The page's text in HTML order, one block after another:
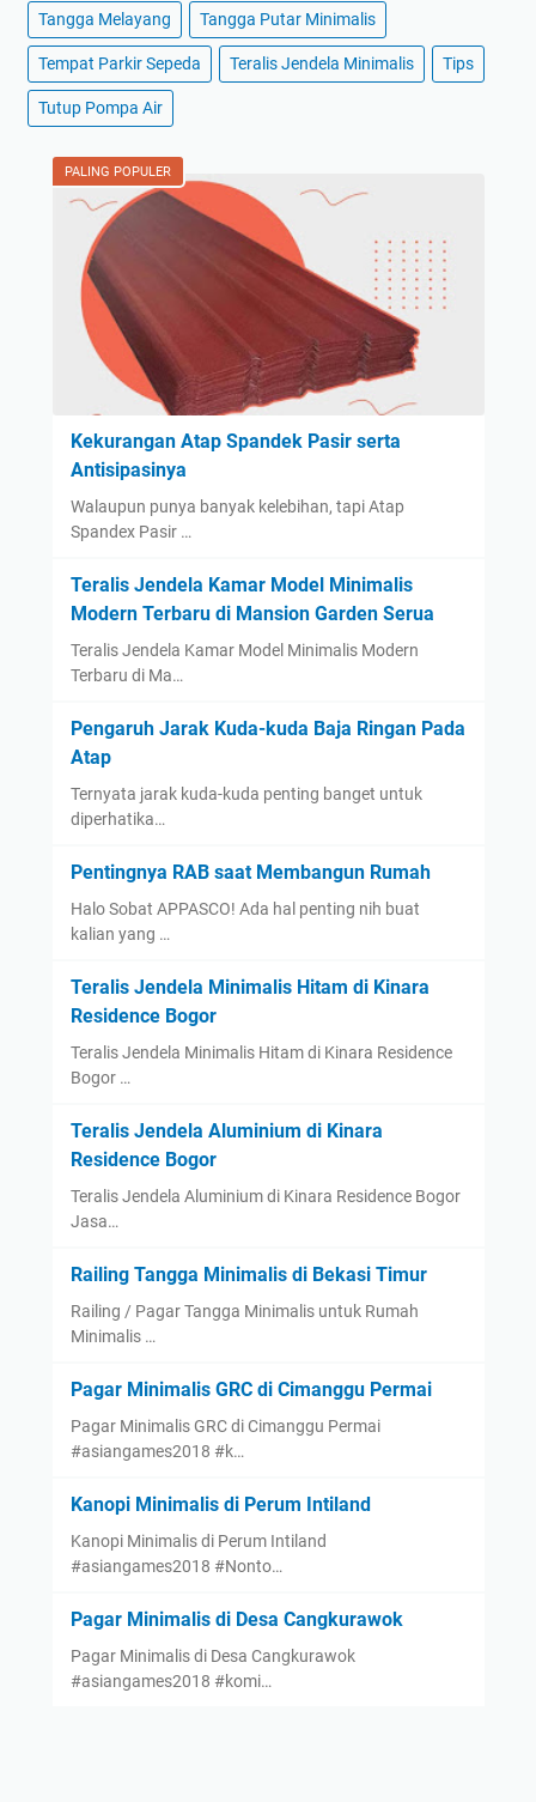
Tangga Melayang Tangga Putar Minimalis
Tempat Parkir Sepeda Teralis Jendela Minimalis Tips
Tutup Pompa Air
PALING POPULER
Kekurangan Atap Spandek Pasir serta
Antisipasinya
Walaupun punya banyak kelebihan, tapi Atap
Spandex Pasir …
Teralis Jendela Kamar Model Minimalis
Modern Terbaru di Mansion Garden Serua
Teralis Jendela Kamar Model Minimalis Modern
Terbaru di Ma…
Pengaruh Jarak Kuda-kuda Baja Ringan Pada
Atap
Ternyata jarak kuda-kuda penting banget untuk
diperhatika…
Pentingnya RAB saat Membangun Rumah
Halo Sobat APPASCO! Ada hal penting nih buat
kalian yang …
Teralis Jendela Minimalis Hitam di Kinara
Residence Bogor
Teralis Jendela Minimalis Hitam di Kinara Residence
Bogor …
Teralis Jendela Aluminium di Kinara
Residence Bogor
Teralis Jendela Aluminium di Kinara Residence Bogor
Jasa…
Railing Tangga Minimalis di Bekasi Timur
Railing / Pagar Tangga Minimalis untuk Rumah
Minimalis …
Pagar Minimalis GRC di Cimanggu Permai
Pagar Minimalis GRC di Cimanggu Permai
#asiangames2018 #k…
Kanopi Minimalis di Perum Intiland
Kanopi Minimalis di Perum Intiland
#asiangames2018 #Nonto…
Pagar Minimalis di Desa Cangkurawok
Pagar Minimalis di Desa Cangkurawok
#asiangames2018 #komi…